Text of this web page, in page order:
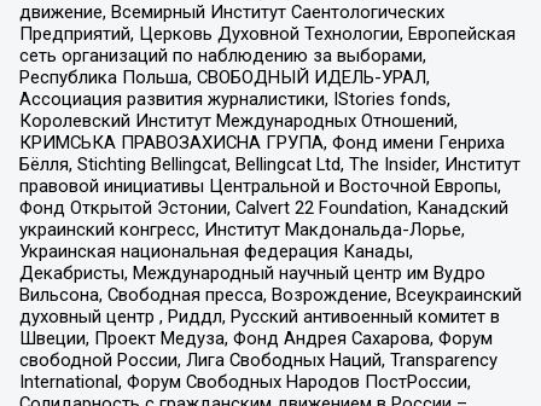
движение, Всемирный Институт Саентологических
Предприятий, Церковь Духовной Технологии, Европейская
сеть организаций по наблюдению за выборами,
Республика Польша, СВОБОДНЫЙ ИДЕЛЬ-УРАЛ,
Ассоциация развития журналистики, IStories fonds,
Королевский Институт Международных Отношений,
КРИМСЬКА ПРАВОЗАХИСНА ГРУПА, Фонд имени Генриха
Бёлля, Stichting Bellingcat, Bellingcat Ltd, The Insider, Институт
правовой инициативы Центральной и Восточной Европы,
Фонд Открытой Эстонии, Calvert 22 Foundation, Канадский
украинский конгресс, Институт Макдональда-Лорье,
Украинская национальная федерация Канады,
Декабристы, Международный научный центр им Вудро
Вильсона, Свободная пресса, Возрождение, Всеукраинский
духовный центр , Риддл, Русский антивоенный комитет в
Швеции, Проект Медуза, Фонд Андрея Сахарова, Форум
свободной России, Лига Свободных Наций, Transparеncy
International, Форум Свободных Народов ПостРоссии,